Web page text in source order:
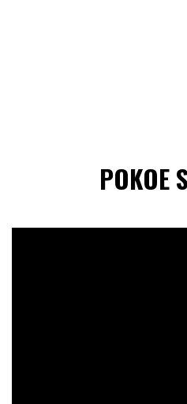
POKOE